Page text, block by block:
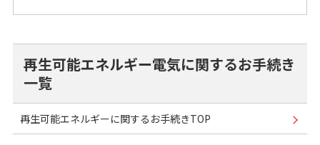
再生可能エネルギー電気に関するお手続き
一覧
再生可能エネルギーに関するお手続きTOP